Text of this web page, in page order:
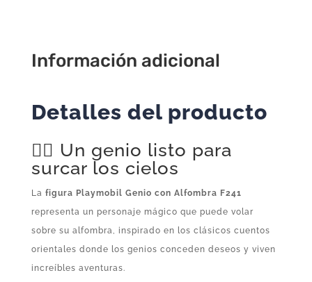
Información adicional
Detalles del producto
🧞‍♂️ Un genio listo para
surcar los cielos
La figura Playmobil Genio con Alfombra F241
representa un personaje mágico que puede volar
sobre su alfombra, inspirado en los clásicos cuentos
orientales donde los genios conceden deseos y viven
increíbles aventuras.